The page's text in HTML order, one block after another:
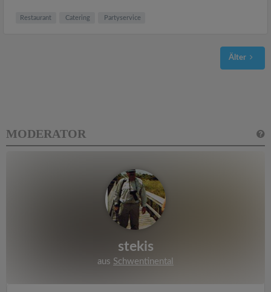
Restaurant Catering Partyservice
Älter
MODERATOR
stekis
aus Schwentinental